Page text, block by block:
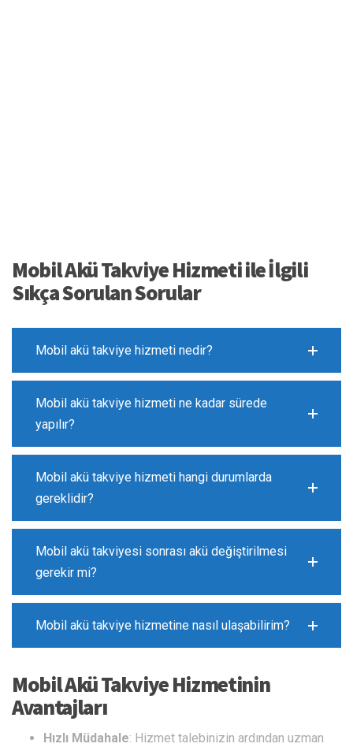
Mobil Akü Takviye Hizmeti ile İlgili
Sıkça Sorulan Sorular
Mobil akü takviye hizmeti nedir?
Mobil akü takviye hizmeti ne kadar sürede
yapılır?
Mobil akü takviye hizmeti hangi durumlarda
gereklidir?
Mobil akü takviyesi sonrası akü değiştirilmesi
gerekir mi?
Mobil akü takviye hizmetine nasıl ulaşabilirim?
Mobil Akü Takviye Hizmetinin
Avantajları
Hızlı Müdahale: Hizmet talebinizin ardından uzman